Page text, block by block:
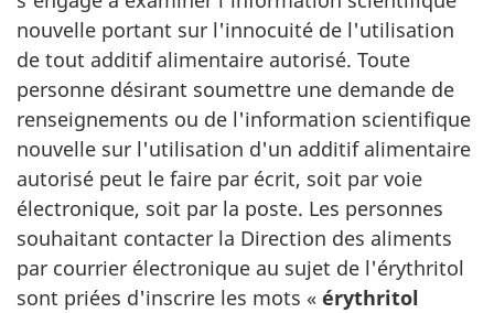
nouvelle portant sur l'innocuité de l'utilisation
de tout additif alimentaire autorisé. Toute
personne désirant soumettre une demande de
renseignements ou de l'information scientifique
nouvelle sur l'utilisation d'un additif alimentaire
autorisé peut le faire par écrit, soit par voie
électronique, soit par la poste. Les personnes
souhaitant contacter la Direction des aliments
par courrier électronique au sujet de l'érythritol
sont priées d'inscrire les mots « érythritol